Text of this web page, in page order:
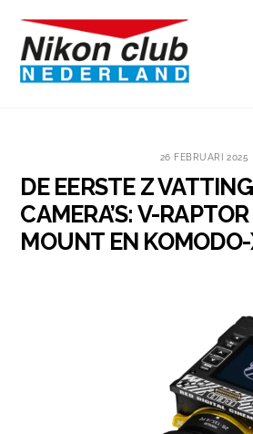
content
26 FEBRUARI 2025
DE EERSTE Z
CAMERA’S: V-
MOUNT EN